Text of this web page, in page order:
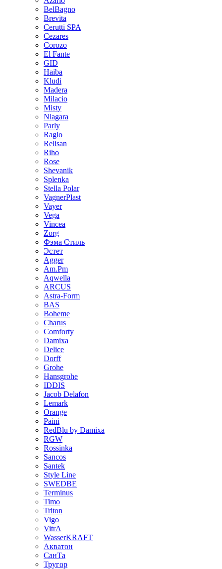
BelBagno
Brevita
Cerutti SPA
Cezares
Corozo
El Fante
GID
Haiba
Kludi
Madera
Milacio
Misty
Niagara
Parly
Raglo
Relisan
Riho
Rose
Shevanik
Splenka
Stella Polar
VagnerPlast
Vayer
Vega
Vincea
Zorg
Фэма Стиль
Эстет
Agger
Am.Pm
Aqwella
ARCUS
Astra-Form
BAS
Boheme
Charus
Comforty
Damixa
Delice
Dorff
Grohe
Hansgrohe
IDDIS
Jacob Delafon
Lemark
Orange
Paini
RedBlu by Damixa
RGW
Rossinka
Sancos
Santek
Style Line
SWEDBE
Terminus
Timo
Triton
Vigo
VitrA
WasserKRAFT
Акватон
СанТа
Тругор